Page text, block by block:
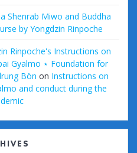
Shenrab Miwo and Buddha
by Yongdzin Rinpoche
Rinpoche's Instructions on
Gyalmo ⋆ Foundation for
Bön on Instructions on
and conduct during the